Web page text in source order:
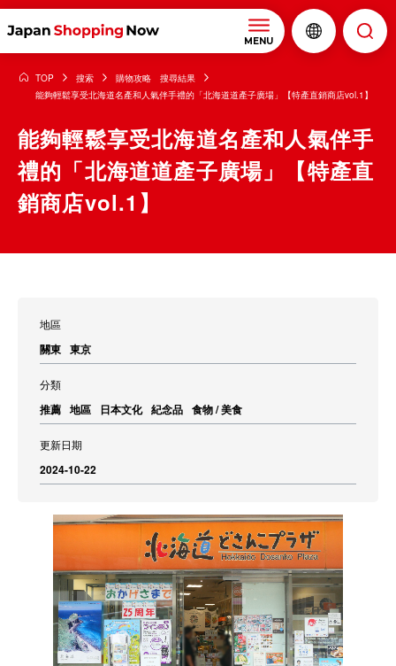
MENU
TOP 搜索
購物攻略 搜尋結果
能夠輕鬆享受北海道名產和人氣伴手禮的「北海道道產子廣場」【特產直銷商店vol.1】
能夠輕鬆享受北海道名產和人氣伴手
禮的「北海道道產子廣場」【特產直
銷商店vol.1】
地區
關東 東京
分類
推薦 地區 日本文化 紀念品 食物 / 美食
更新日期
2024-10-22